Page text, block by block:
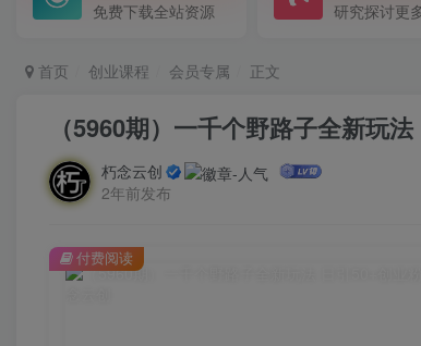
免费下载全站资源
首页 创业课程 会员专属 正文
（5960期）一千个野路子全新玩法
朽念云创
2年前发布
付费阅读